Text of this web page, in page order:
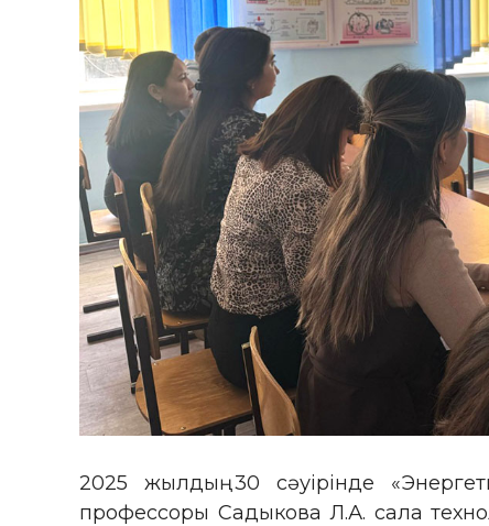
2025 жылдың 30 сәуірінде
профессоры Садыкова Л.А. сала